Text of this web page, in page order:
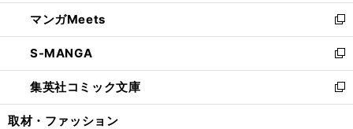
く
ウ
で
開
く
ン
ド
ウ
で
開
く
ウ
ィ
ン
ド
ウ
で
開
し
い
ウ
ィ
ン
ド
ウ
マンガMeets
新
し
い
ウ
ィ
ン
S-MANGA
新
し
い
ウ
集英社コミック文庫
新
し
取材・ファッション